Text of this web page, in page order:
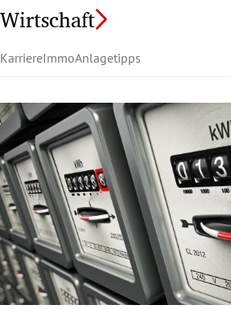
Wirtschaft
KarriereImmoAnlagetipps